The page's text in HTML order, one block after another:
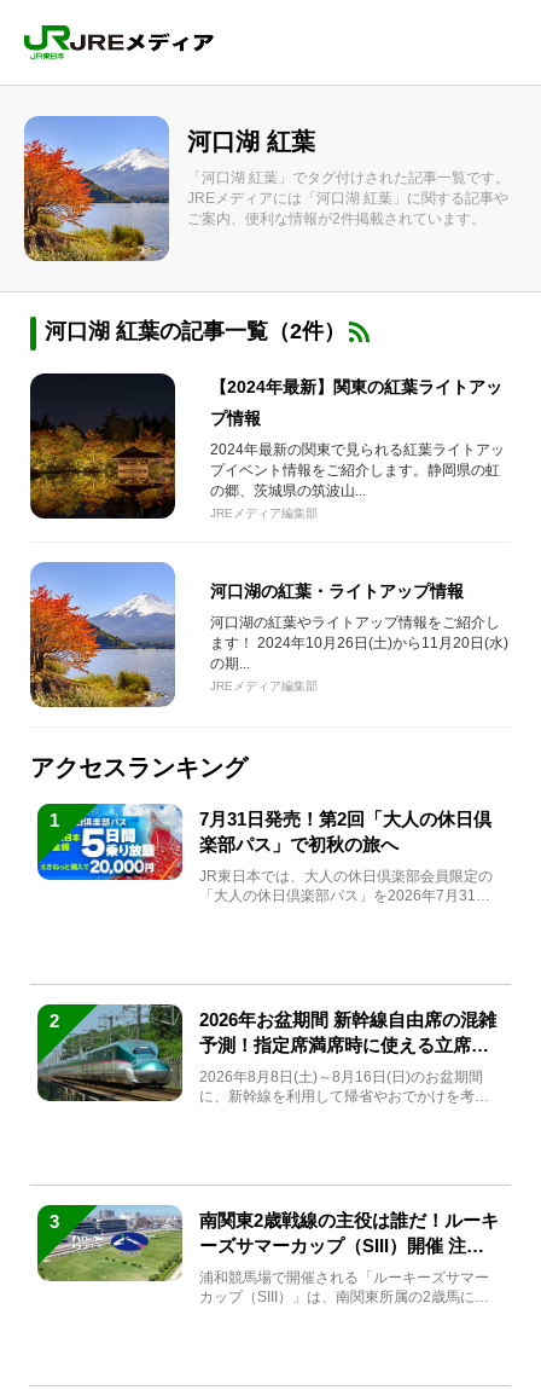
河口湖 紅葉
「河口湖 紅葉」でタグ付けされた記事一覧です。
JREメディアには「河口湖 紅葉」に関する記事や
ご案内、便利な情報が2件掲載されています。
河口湖 紅葉の記事一覧（2件）
【2024年最新】関東の紅葉ライトアッ
プ情報
2024年最新の関東で見られる紅葉ライトアッ
プイベント情報をご紹介します。静岡県の虹
の郷、茨城県の筑波山...
JREメディア編集部
河口湖の紅葉・ライトアップ情報
河口湖の紅葉やライトアップ情報をご紹介し
ます！ 2024年10月26日(土)から11月20日(水)
の期...
JREメディア編集部
アクセスランキング
1
7月31日発売！第2回「大人の休日倶
楽部パス」で初秋の旅へ
JR東日本では、大人の休日倶楽部会員限定の
「大人の休日倶楽部パス」を2026年7月31日
2
2026年お盆期間 新幹線自由席の混雑
予測！指定席満席時に使える立席特
急券も解説
2026年8月8日(土)～8月16日(日)のお盆期間
に、新幹線を利用して帰省やおでかけを考え
3
南関東2歳戦線の主役は誰だ！ルーキ
ーズサマーカップ（SIII）開催 注目
馬と見どころをチェック
浦和競馬場で開催される「ルーキーズサマー
カップ（SIII）」は、南関東所属の2歳馬によ